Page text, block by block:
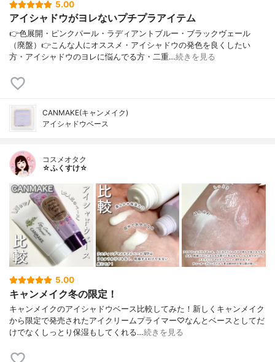
5.00
アイシャドウがヨレないプチプラアイテム
👉色展開・ピンクパール・ラディアントブルー・ブラックヴェール
（廃盤）👉こんな人にオススメ・アイシャドウの発色を良くしたい
方・アイシャドウのヨレに悩んでる方・二重…続きを見る
CANMAKE(キャンメイク)
アイシャドウベース
コスメオタク
☆ふくすけ☆
5.00
キャンメイク冬の限定！
キャンメイクのアイシャドウベース比較してみた！新しくキャンメイク
から限定で発売されたアイクリームプライマー♡なんとベースとしてだ
けでなくしっとり保湿もしてくれる…続きを見る